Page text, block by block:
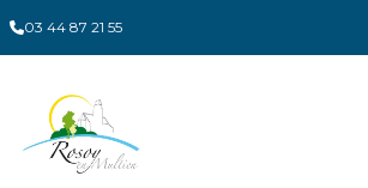
03 44 87 21 55
Panneau de gestion des cookies